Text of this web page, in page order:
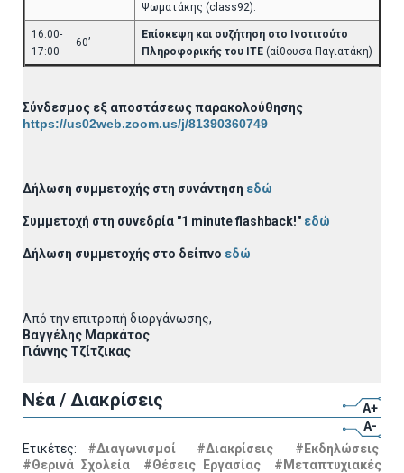
Ψωματάκης (class92).
16:00-
17:00
60’
Επίσκεψη και συζήτηση στο Ινστιτούτο
Πληροφορικής του ΙΤΕ (αίθουσα Παγιατάκη)
Σύνδεσμος εξ αποστάσεως παρακολούθησης
https://us02web.zoom.us/j/81390360749
Δήλωση συμμετοχής στη συνάντηση εδώ
Συμμετοχή στη συνεδρία "1 minute flashback!" εδώ
Δήλωση συμμετοχής στο δείπνο εδώ
Από την επιτροπή διοργάνωσης,
Βαγγέλης Μαρκάτος
Γιάννης Τζίτζικας
Νέα / Διακρίσεις
A+
A-
Ετικέτες: #Διαγωνισμοί #Διακρίσεις
#Εκδηλώσεις
#Θερινά Σχολεία
#Θέσεις Εργασίας
#Μεταπτυχιακές